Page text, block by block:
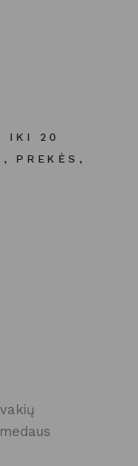
IKI 20
,PREKĖS ,